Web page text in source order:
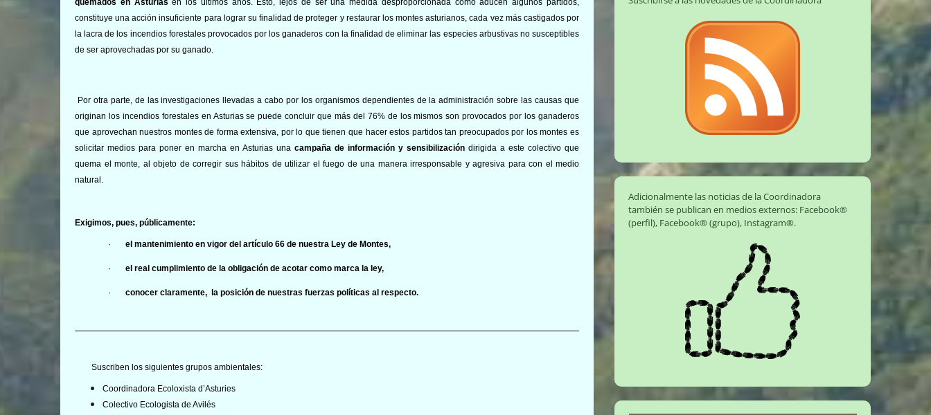
quemados en Asturias en los últimos años. Esto, lejos de ser una medida desproporcionada como aducen algunos partidos,
constituye una acción insuficiente para lograr su finalidad de proteger y restaurar los montes asturianos, cada vez más castigados por
la lacra de los incendios forestales provocados por los ganaderos con la finalidad de eliminar las especies arbustivas no susceptibles
de ser aprovechadas por su ganado.
Por otra parte, de las investigaciones llevadas a cabo por los organismos dependientes de la administración sobre las causas que
originan los incendios forestales en Asturias se puede concluir que más del 76% de los mismos son provocados por los ganaderos
que aprovechan nuestros montes de forma extensiva, por lo que tienen que hacer estos partidos tan preocupados por los montes es
solicitar medios para poner en marcha en Asturias una campaña de información y sensibilización dirigida a este colectivo que
quema el monte, al objeto de corregir sus hábitos de utilizar el fuego de una manera irresponsable y agresiva para con el medio
natural.
Exigimos, pues, públicamente:
· el mantenimiento en vigor del artículo 66 de nuestra Ley de Montes,
· el real cumplimiento de la obligación de acotar como marca la ley,
· conocer claramente, la posición de nuestras fuerzas políticas al respecto.
Suscriben los siguientes grupos ambientales:
Coordinadora Ecoloxista d’Asturies
Colectivo Ecologista de Avilés
Adicionalmente las noticias de la Coordinadora
también se publican en medios externos: Facebook®
(perfil), Facebook® (grupo), Instagram®.